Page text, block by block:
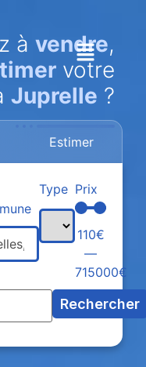
à vendre,
votre
Juprelle ?
Estimer
Prix
110€
—
715000€
Type
Rechercher